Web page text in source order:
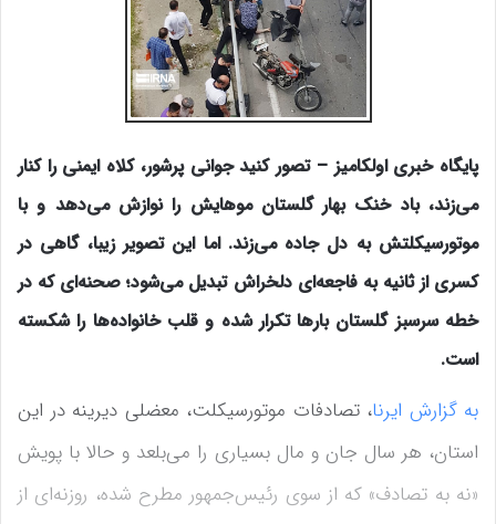
پایگاه خبری اولکامیز – تصور کنید جوانی پرشور، کلاه ایمنی را کنار
می‌زند، باد خنک بهار گلستان موهایش را نوازش می‌دهد و با
موتورسیکلتش به دل جاده می‌زند. اما این تصویر زیبا، گاهی در
کسری از ثانیه به فاجعه‌ای دلخراش تبدیل می‌شود؛ صحنه‌ای که در
خطه سرسبز گلستان بارها تکرار شده و قلب خانواده‌ها را شکسته
است.
به گزارش ایرنا، تصادفات موتورسیکلت، معضلی دیرینه در این
استان، هر سال جان و مال بسیاری را می‌بلعد و حالا با پویش
«نه به تصادف» که از سوی رئیس‌جمهور مطرح شده، روزنه‌ای از